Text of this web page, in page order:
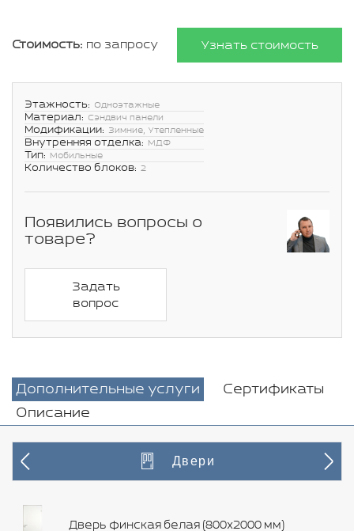
Стоимость: по запросу Узнать стоимость
Этажность: Одноэтажные
Материал: Сэндвич панели
Модификации: Зимние, Утепленные
Внутренняя отделка: МДФ
Тип: Мобильные
Количество блоков: 2
Появились вопросы о
товаре?
Задать
вопрос
Дополнительные услуги
Сертификаты
Описание
Двери
Дверь финская белая (800х2000 мм)